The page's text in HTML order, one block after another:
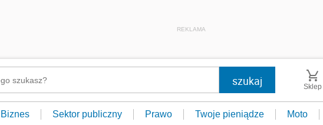
REKLAMA
Sklep
Biznes Sektor publiczny Prawo Twoje pieniądze Moto